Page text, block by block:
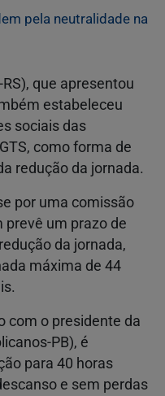
pela neutralidade na
que apresentou
estabeleceu
sociais das
como forma de
redução da jornada.
por uma comissão
prevê um prazo de
da jornada,
máxima de 44
com o presidente da
PB), é
para 40 horas
e sem perdas